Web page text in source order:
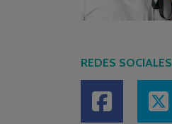
REDES SOCIALES